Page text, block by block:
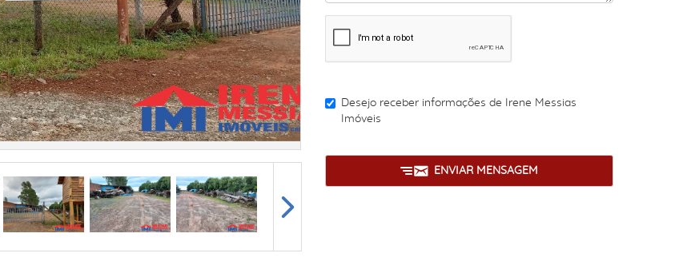
Desejo receber informações de
Irene Messias
Imóveis
ENVIAR MENSAGEM